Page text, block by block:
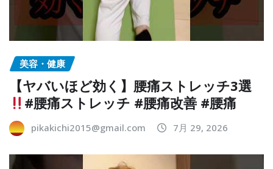
美容・健康
【ヤバいほど効く】腰痛ストレッチ3選
#腰痛ストレッチ #腰痛改善 #腰痛
pikakichi2015@gmail.com 7月 29, 2026